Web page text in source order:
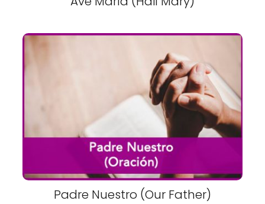
Padre Nuestro (Our Father)